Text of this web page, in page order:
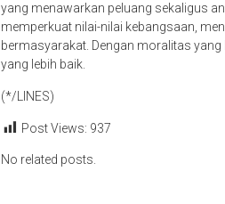
yang menawarkan peluang sekaligus
memperkuat nilai-nilai kebangsaan,
bermasyarakat. Dengan moralitas
yang lebih baik.
(*/LINES)
Post Views: 937
No related posts.